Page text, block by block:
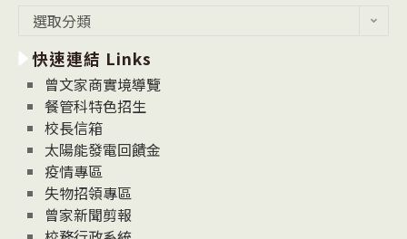
消
息
News
選取分類
快速連結 Links
曾文家商實境導覽
餐管科特色招生
校長信箱
太陽能發電回饋金
疫情專區
失物招領專區
曾家新聞剪報